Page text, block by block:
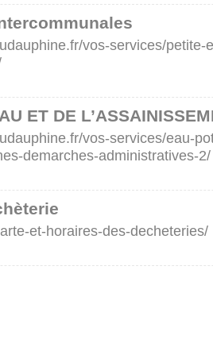
vos-services/petite-
ET DE
vos-services/eau-
demarches-administratives-2/
et-horaires-des-decheteries/